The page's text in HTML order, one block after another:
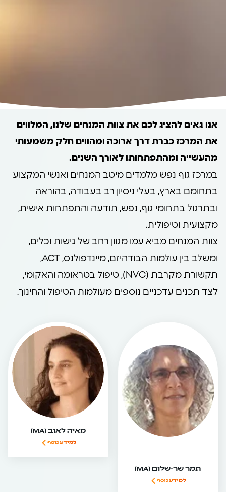
אנו גאים להציג לכם את צוות המנחים שלנו, המלווים
את המרכז כברת דרך ארוכה ומהווים חלק משמעותי
מהעשייה ומהתפתחותו לאורך השנים.
במרכז גוף נפש מלמדים מיטב המנחים ואנשי המקצוע
בתחומם בארץ, בעלי ניסיון רב בעבודה, בהוראה
ובתרגול בתחומי גוף, נפש, תודעה והתפתחות אישית,
מקצועית וטיפולית.
צוות המנחים מביא עמו מגוון רחב של גישות וכלים,
ומשלב בין עולמות הבודהיזם, מיינדפולנס, ACT,
תקשורת מקרבת (NVC), טיפול בטראומה והאקומי,
לצד תכנים עדכניים נוספים מעולמות הטיפול והחינוך.
תמר שר-שלום (MA)
למידע נוסף
מאיה לאוב (MA)
למידע נוסף